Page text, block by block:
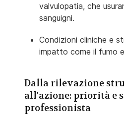
valvulopatia, che
sanguigni.
Condizioni cliniche e
impatto come il fumo
Dalla rilevazione
all'azione: priorità e
professionista